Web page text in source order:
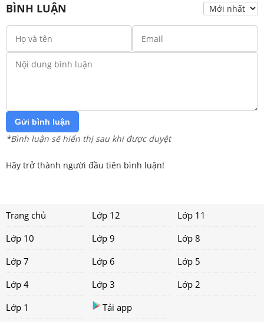
BÌNH LUẬN
Gửi bình luận
*Bình luận sẽ hiển thị sau khi được duyệt
Hãy trở thành người đầu tiên bình luận!
Trang chủ Lớp 12
Lớp 11
Lớp 10
Lớp 9
Lớp 8
Lớp 7
Lớp 6
Lớp 5
Lớp 4
Lớp 3
Lớp 2
Lớp 1
Tải app